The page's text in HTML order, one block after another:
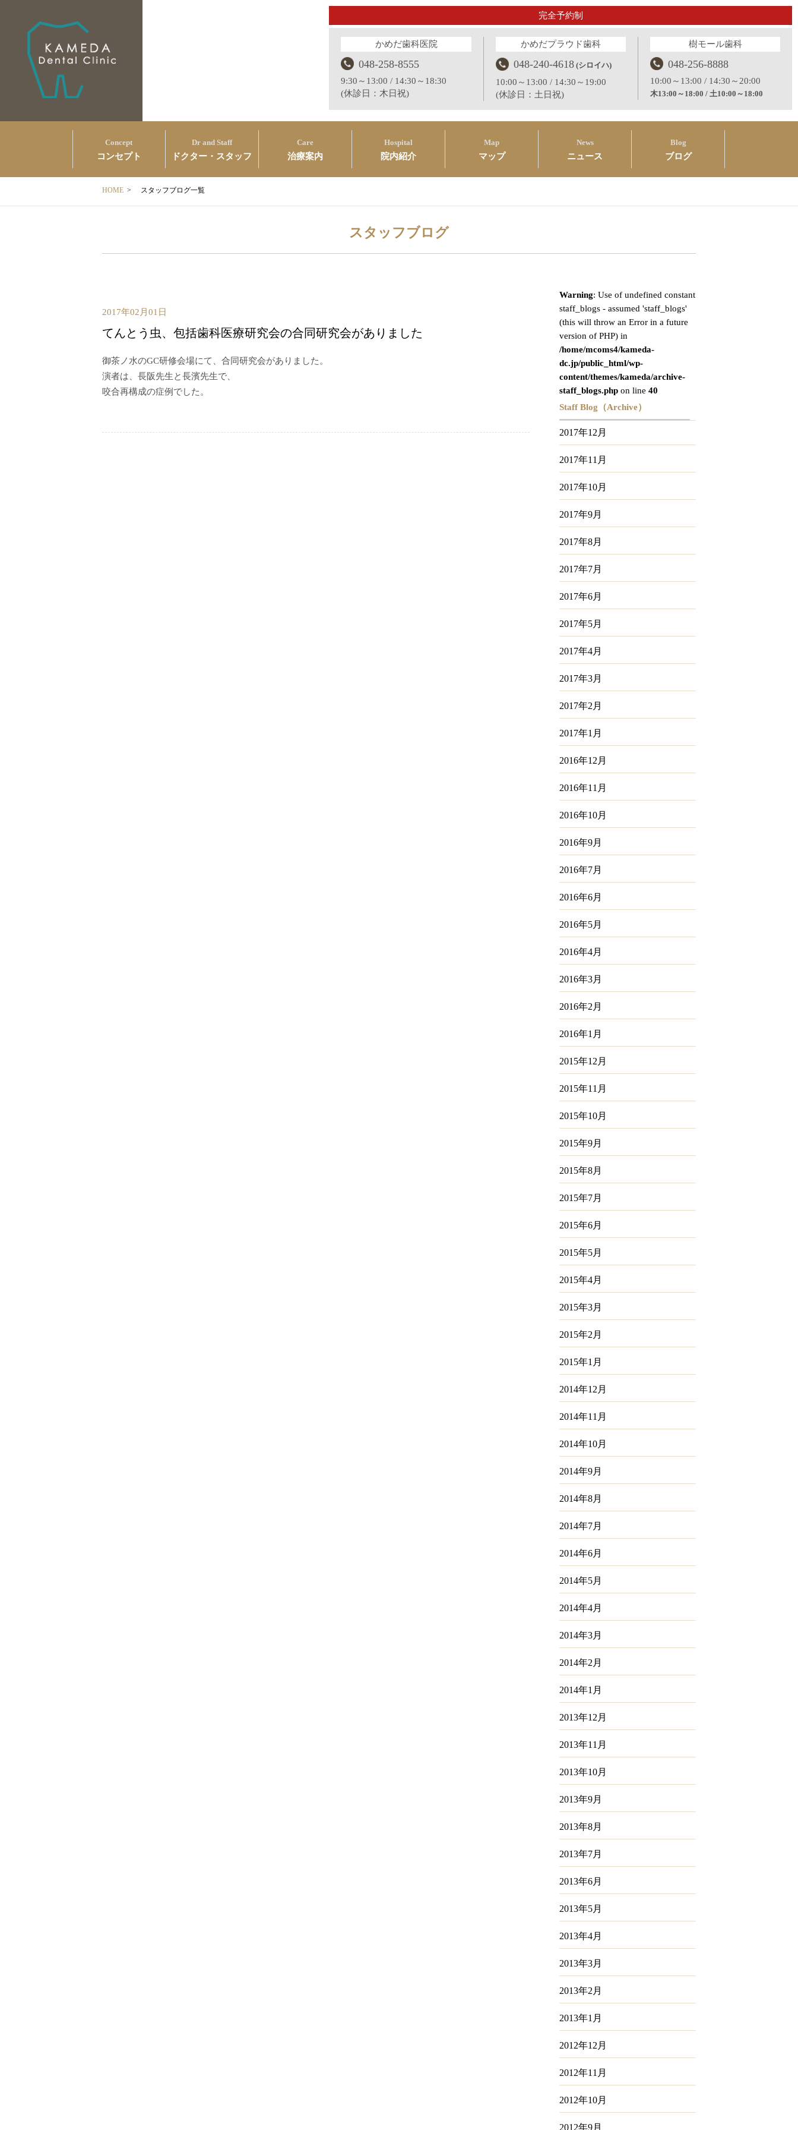
完全予約制
かめだ歯科医院
048-258-8555
9:30～13:00 / 14:30～18:30
(休診日：木日祝)
かめだプラウド歯科
048-240-4618 (シロイハ)
10:00～13:00 / 14:30～19:00
(休診日：土日祝)
樹モール歯科
048-256-8888
10:00～13:00 / 14:30～20:00
木13:00～18:00 / 土10:00～18:00
Concept
コンセプト
Dr and Staff
ドクター・スタッフ
Care
治療案内
Hospital
院内紹介
Map
マップ
News
ニュース
Blog
ブログ
HOME > スタッフブログ一覧
スタッフブログ
2017年02月01日
てんとう虫、包括歯科医療研究会の合同研究会がありました
御茶ノ水のGC研修会場にて、合同研究会がありました。
演者は、長阪先生と長濱先生で、
咬合再構成の症例でした。
Warning: Use of undefined constant
staff_blogs - assumed 'staff_blogs'
(this will throw an Error in a future
version of PHP) in
/home/mcoms4/kameda-
dc.jp/public_html/wp-
content/themes/kameda/archive-
staff_blogs.php on line 40
Staff Blog（Archive）
2017年12月
2017年11月
2017年10月
2017年9月
2017年8月
2017年7月
2017年6月
2017年5月
2017年4月
2017年3月
2017年2月
2017年1月
2016年12月
2016年11月
2016年10月
2016年9月
2016年7月
2016年6月
2016年5月
2016年4月
2016年3月
2016年2月
2016年1月
2015年12月
2015年11月
2015年10月
2015年9月
2015年8月
2015年7月
2015年6月
2015年5月
2015年4月
2015年3月
2015年2月
2015年1月
2014年12月
2014年11月
2014年10月
2014年9月
2014年8月
2014年7月
2014年6月
2014年5月
2014年4月
2014年3月
2014年2月
2014年1月
2013年12月
2013年11月
2013年10月
2013年9月
2013年8月
2013年7月
2013年6月
2013年5月
2013年4月
2013年3月
2013年2月
2013年1月
2012年12月
2012年11月
2012年10月
2012年9月